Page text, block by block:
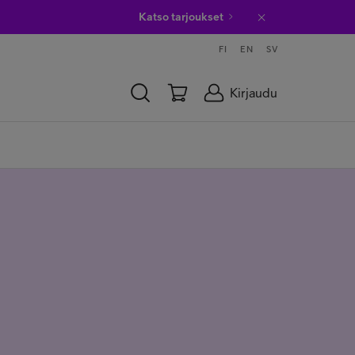
Katso tarjoukset
FI EN SV
Kirjaudu